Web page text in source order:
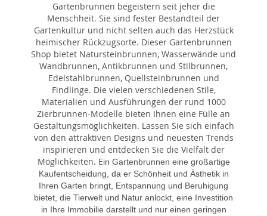
Gartenbrunnen begeistern seit jeher die
Menschheit. Sie sind fester Bestandteil der
Gartenkultur und nicht selten auch das Herzstück
heimischer Rückzugsorte. Dieser Gartenbrunnen
Shop bietet Natursteinbrunnen, Wasserwände und
Wandbrunnen, Antikbrunnen und Stilbrunnen,
Edelstahlbrunnen, Quellsteinbrunnen und
Findlinge. Die vielen verschiedenen Stile,
Materialien und Ausführungen der rund 1000
Zierbrunnen-Modelle bieten Ihnen eine Fülle an
Gestaltungsmöglichkeiten. Lassen Sie sich einfach
von den attraktiven Designs und neuesten Trends
inspirieren und entdecken Sie die Vielfalt der
Möglichkeiten. Ein Gartenbrunnen eine großartige
Kaufentscheidung, da er Schönheit und Ästhetik in
Ihren Garten bringt, Entspannung und Beruhigung
bietet, die Tierwelt und Natur anlockt, eine Investition
in Ihre Immobilie darstellt und nur einen geringen